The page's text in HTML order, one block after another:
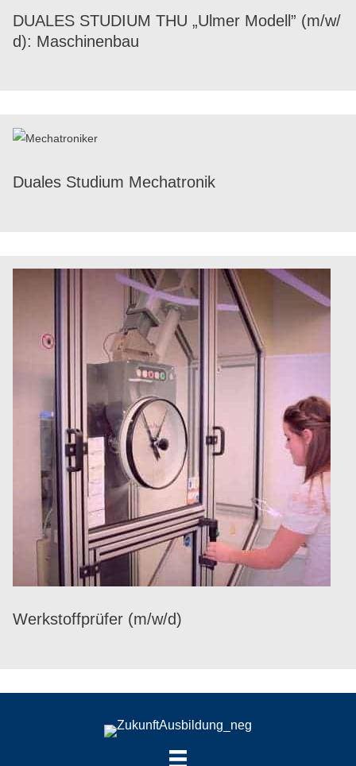
DUALES STUDIUM THU „Ulmer Modell” (m/​w/​
d): Maschinenbau
Duales Studium Mechatronik
Werk­stoff­prü­fer (m/​w/​d)